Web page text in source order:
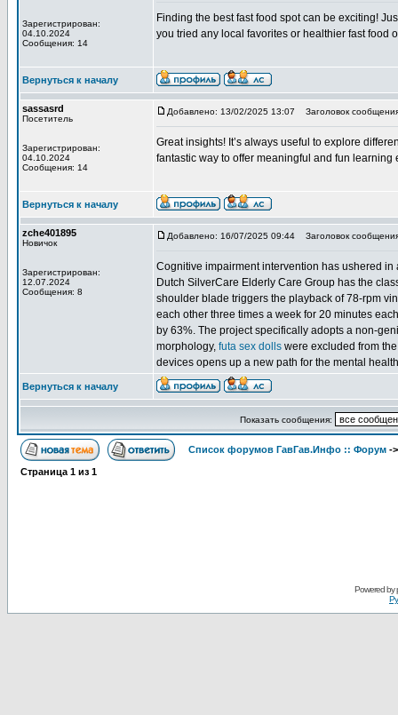
Зарегистрирован:
04.10.2024
Сообщения: 14
Finding the best fast food spot can be exciting!
you tried any local favorites or healthier fast food
Вернуться к началу
sassasrd
Посетитель
Зарегистрирован:
04.10.2024
Сообщения: 14
Добавлено: 13/02/2025 13:07 Заголовок
Great insights! It’s always useful to explore
fantastic way to offer meaningful and fun learning
Вернуться к началу
zche401895
Новичок
Зарегистрирован:
12.07.2024
Сообщения: 8
Добавлено: 16/07/2025 09:44 Заголовок
Cognitive impairment intervention has ushered
Dutch SilverCare Elderly Care Group has the
shoulder blade triggers the playback of 78-rpm
each other three times a week for 20 minutes
by 63%. The project specifically adopts a non-
morphology, futa sex dolls were excluded from
devices opens up a new path for the mental
Вернуться к началу
Показать сообщения:
Список форумов ГавГав.Инфо :: Форум -
Страница 1 из 1
Powered by